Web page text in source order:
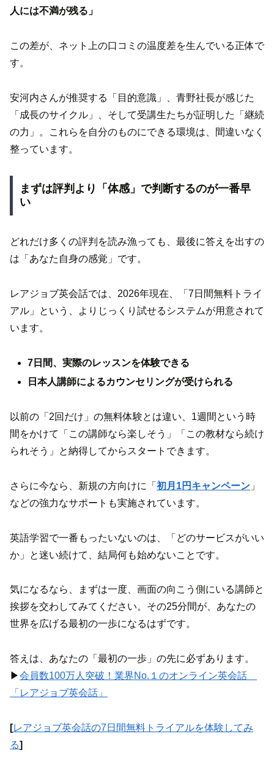
人には不満が残る」
この差が、ネット上の口コミの温度差を生んでいる正体で
す。
安河内さんが推奨する「目的意識」、青野社長が感じた
「成長のサイクル」、そして受講生たちが証明した「継続
の力」。これらを自分のものにできる環境は、間違いなく
整っています。
まずは評判より「体感」で判断するのが一番早
い
どれだけ多くの評判を読み漁っても、最後に答えを出すの
は「あなた自身の感覚」です。
レアジョブ英会話では、2026年現在、「7日間無料トライ
アル」という、よりじっくり試せるシステムが用意されて
います。
7日間、実際のレッスンを体験できる
日本人講師によるカウンセリングが受けられる
以前の「2回だけ」の無料体験とは違い、1週間という時
間をかけて「この講師なら楽しそう」「この教材なら続け
られそう」と納得してからスタートできます。
さらに今なら、新規の方向けに「 初月1円キャンペーン 」
などの強力なサポートも実施されています。
英語学習で一番もったいないのは、「どのサービスがいい
か」と迷い続けて、結局何も始めないことです。
気になるなら、まずは一度、画面の向こう側にいる講師と
挨拶を交わしてみてください。その25分間が、あなたの
世界を広げる最初の一歩になるはずです。
答えは、あなたの「最初の一歩」の先に必ずあります。
▶︎会員数100万人突破！業界No.１のオンライン英会話
「レアジョブ英会話」
[レアジョブ英会話の7日間無料トライアルを体験してみ
る]